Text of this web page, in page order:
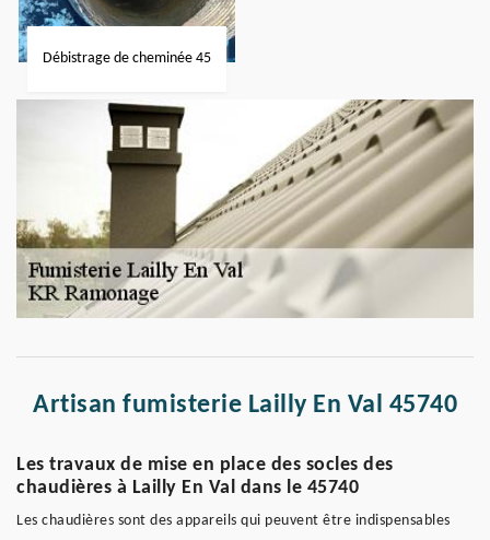
Débistrage de cheminée 45
Artisan fumisterie Lailly En Val 45740
Les travaux de mise en place des socles des
chaudières à Lailly En Val dans le 45740
Les chaudières sont des appareils qui peuvent être indispensables